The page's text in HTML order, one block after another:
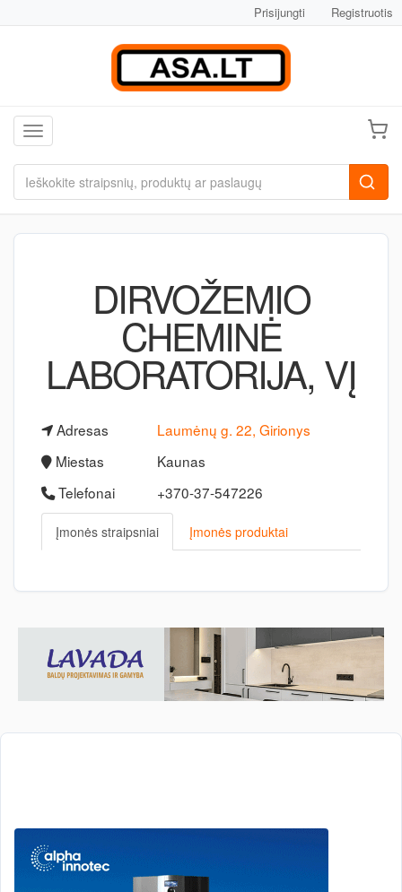
Prisijungti Registruotis
Toggle navigation
DIRVOŽEMIO
CHEMINĖ
LABORATORIJA, VĮ
Adresas
Laumėnų g. 22, Girionys
Miestas
Kaunas
Telefonai
+370-37-547226
Įmonės straipsniai Įmonės produktai